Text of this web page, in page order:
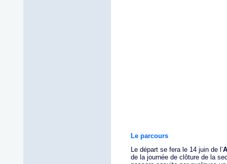
Le parcours
Le départ se fera le 14 juin de l’
de la journée de clôture de la